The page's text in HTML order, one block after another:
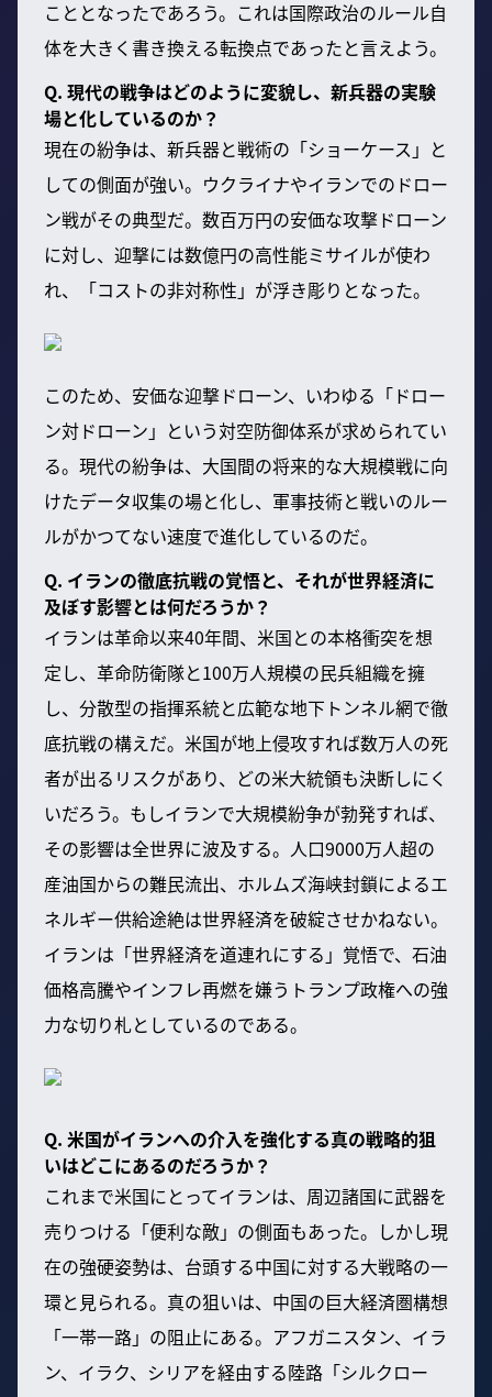
こととなったであろう。これは国際政治のルール自
体を大きく書き換える転換点であったと言えよう。
Q. 現代の戦争はどのように変貌し、新兵器の実験
場と化しているのか？
現在の紛争は、新兵器と戦術の「ショーケース」と
しての側面が強い。ウクライナやイランでのドロー
ン戦がその典型だ。数百万円の安価な攻撃ドローン
に対し、迎撃には数億円の高性能ミサイルが使わ
れ、「コストの非対称性」が浮き彫りとなった。
このため、安価な迎撃ドローン、いわゆる「ドロー
ン対ドローン」という対空防御体系が求められてい
る。現代の紛争は、大国間の将来的な大規模戦に向
けたデータ収集の場と化し、軍事技術と戦いのルー
ルがかつてない速度で進化しているのだ。
Q. イランの徹底抗戦の覚悟と、それが世界経済に
及ぼす影響とは何だろうか？
イランは革命以来40年間、米国との本格衝突を想
定し、革命防衛隊と100万人規模の民兵組織を擁
し、分散型の指揮系統と広範な地下トンネル網で徹
底抗戦の構えだ。米国が地上侵攻すれば数万人の死
者が出るリスクがあり、どの米大統領も決断しにく
いだろう。もしイランで大規模紛争が勃発すれば、
その影響は全世界に波及する。人口9000万人超の
産油国からの難民流出、ホルムズ海峡封鎖によるエ
ネルギー供給途絶は世界経済を破綻させかねない。
イランは「世界経済を道連れにする」覚悟で、石油
価格高騰やインフレ再燃を嫌うトランプ政権への強
力な切り札としているのである。
Q. 米国がイランへの介入を強化する真の戦略的狙
いはどこにあるのだろうか？
これまで米国にとってイランは、周辺諸国に武器を
売りつける「便利な敵」の側面もあった。しかし現
在の強硬姿勢は、台頭する中国に対する大戦略の一
環と見られる。真の狙いは、中国の巨大経済圏構想
「一帯一路」の阻止にある。アフガニスタン、イラ
ン、イラク、シリアを経由する陸路「シルクロー